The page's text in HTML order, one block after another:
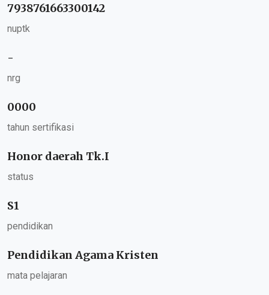
7938761663300142
nuptk
-
nrg
0000
tahun sertifikasi
Honor daerah Tk.I
status
S1
pendidikan
Pendidikan Agama Kristen
mata pelajaran